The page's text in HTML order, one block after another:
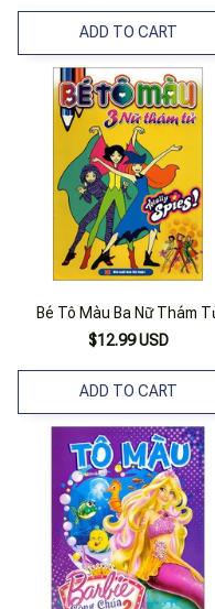
ADD TO CART
Bé Tô Màu Ba Nữ Thám
$12.99 USD
ADD TO CART